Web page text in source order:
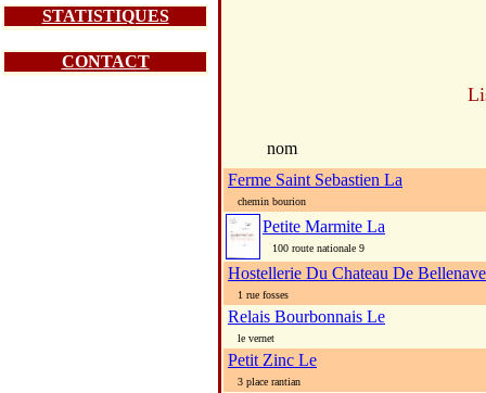
STATISTIQUES
CONTACT
nom
Ferme Saint Sebastien La
chemin bourion
Petite Marmite La
100 route nationale 9
Hostellerie Du Chateau De
1 rue fosses
Relais Bourbonnais Le
le vernet
Petit Zinc Le
3 place rantian